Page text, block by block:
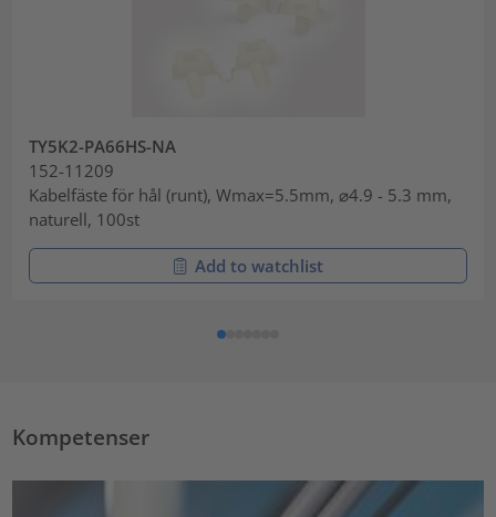
TY5K2-PA66HS-NA
152-11209
Kabelfäste för hål (runt), Wmax=5.5mm, ⌀4.9 - 5.3 mm,
naturell, 100st
Add to watchlist
Kompetenser